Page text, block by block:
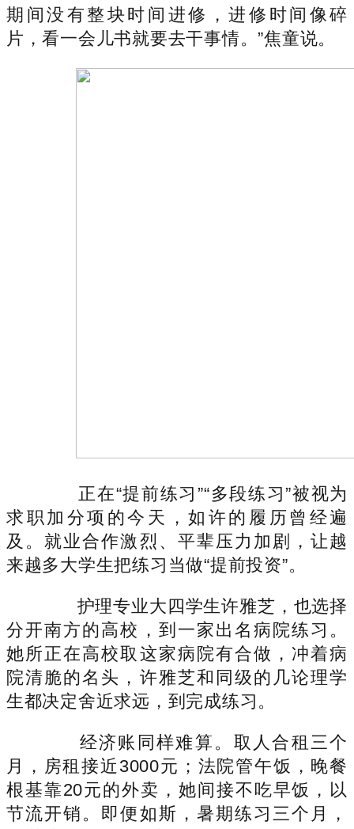
期间没有整块时间进修，进修时间像碎
片，看一会儿书就要去干事情。”焦童说。
正在“提前练习”“多段练习”被视为
求职加分项的今天，如许的履历曾经遍
及。就业合作激烈、平辈压力加剧，让越
来越多大学生把练习当做“提前投资”。
护理专业大四学生许雅芝，也选择
分开南方的高校，到一家出名病院练习。
她所正在高校取这家病院有合做，冲着病
院清脆的名头，许雅芝和同级的几论理学
生都决定舍近求远，到完成练习。
经济账同样难算。取人合租三个
月，房租接近3000元；法院管午饭，晚餐
根基靠20元的外卖，她间接不吃早饭，以
节流开销。即便如斯，暑期练习三个月，